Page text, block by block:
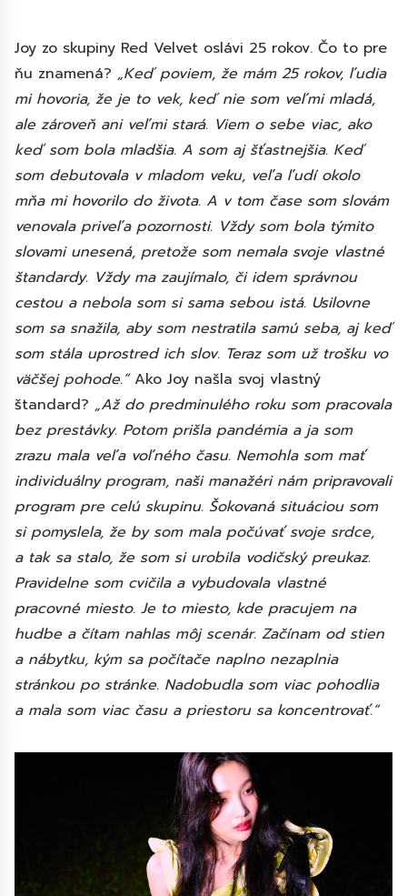
Joy zo skupiny Red Velvet oslávi 25 rokov. Čo to pre
ňu znamená? „Keď poviem, že mám 25 rokov, ľudia
mi hovoria, že je to vek, keď nie som veľmi mladá,
ale zároveň ani veľmi stará. Viem o sebe viac, ako
keď som bola mladšia. A som aj šťastnejšia. Keď
som debutovala v mladom veku, veľa ľudí okolo
mňa mi hovorilo do života. A v tom čase som slovám
venovala priveľa pozornosti. Vždy som bola týmito
slovami unesená, pretože som nemala svoje vlastné
štandardy. Vždy ma zaujímalo, či idem správnou
cestou a nebola som si sama sebou istá. Usilovne
som sa snažila, aby som nestratila samú seba, aj keď
som stála uprostred ich slov. Teraz som už trošku vo
väčšej pohode.“Ako Joy našla svoj vlastný
štandard? „Až do predminulého roku som pracovala
bez prestávky. Potom prišla pandémia a ja som
zrazu mala veľa voľného času. Nemohla som mať
individuálny program, naši manažéri nám pripravovali
program pre celú skupinu. Šokovaná situáciou som
si pomyslela, že by som mala počúvať svoje srdce,
a tak sa stalo, že som si urobila vodičský preukaz.
Pravidelne som cvičila a vybudovala vlastné
pracovné miesto. Je to miesto, kde pracujem na
hudbe a čítam nahlas môj scenár. Začínam od stien
a nábytku, kým sa počítače naplno nezaplnia
stránkou po stránke. Nadobudla som viac pohodlia
a mala som viac času a priestoru sa koncentrovať.“